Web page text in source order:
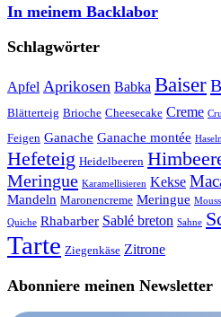
In meinem Backlabor
Schlagwörter
Apfel Aprikosen Babka Baiser
Blätterteig Brioche Cheesecake Creme
Feigen Ganache Ganache montée
Hefeteig Heidelbeeren
Meringue Karamellisieren Kekse
Mandeln Maronencreme Meringue
Quiche Rhabarber Sablé breton Sahne
Tarte Ziegenkäse Zitrone
Abonniere meinen Newsletter